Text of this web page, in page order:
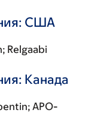
США
Relgaabi
Канада
APO-